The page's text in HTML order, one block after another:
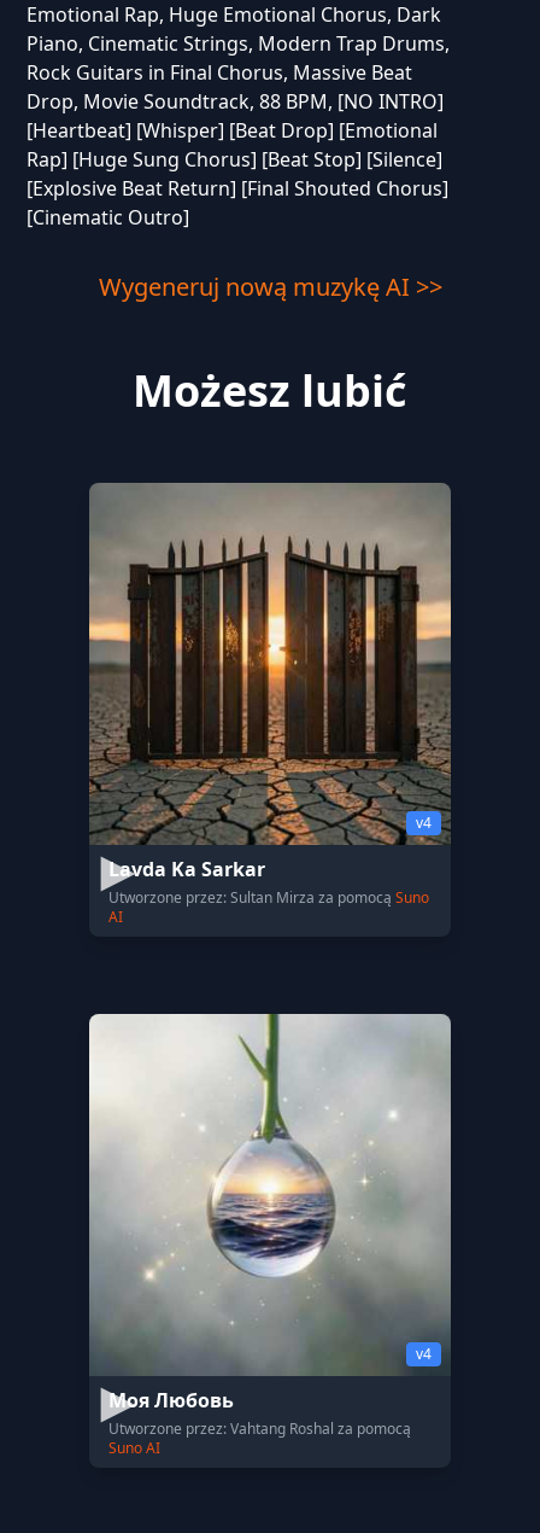
Emotional Rap, Huge Emotional Chorus, Dark
Piano, Cinematic Strings, Modern Trap Drums,
Rock Guitars in Final Chorus, Massive Beat
Drop, Movie Soundtrack, 88 BPM, [NO INTRO]
[Heartbeat] [Whisper] [Beat Drop] [Emotional
Rap] [Huge Sung Chorus] [Beat Stop] [Silence]
[Explosive Beat Return] [Final Shouted Chorus]
[Cinematic Outro]
Wygeneruj nową muzykę AI >>
Możesz lubić
v4
Lavda Ka Sarkar
Utworzone przez: Sultan Mirza za pomocą Suno
AI
v4
Моя Любовь
Utworzone przez: Vahtang Roshal za pomocą
Suno AI